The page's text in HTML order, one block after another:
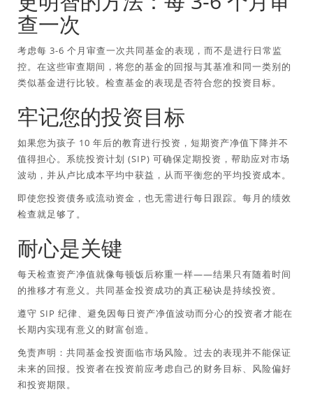
查一次
考虑每 3-6 个月审查一次共同基金的表现，而不是进行日常监
控。在这些审查期间，将您的基金的回报与其基准和同一类别的
类似基金进行比较。检查基金的表现是否符合您的投资目标。
牢记您的投资目标
如果您为孩子 10 年后的教育进行投资，短期资产净值下降并不
值得担心。系统投资计划 (SIP) 可确保定期投资，帮助应对市场
波动，并从卢比成本平均中获益，从而平衡您的平均投资成本。
即使您投资债务或流动资金，也无需进行每日跟踪。每月的绩效
检查就足够了。
耐心是关键
每天检查资产净值就像每顿饭后称重一样——结果只有随着时间
的推移才有意义。共同基金投资成功的真正秘诀是持续投资。
遵守 SIP 纪律、避免因每日资产净值波动而分心的投资者才能在
长期内实现有意义的财富创造。
免责声明：共同基金投资面临市场风险。过去的表现并不能保证
未来的回报。投资者在投资前应考虑自己的财务目标、风险偏好
和投资期限。